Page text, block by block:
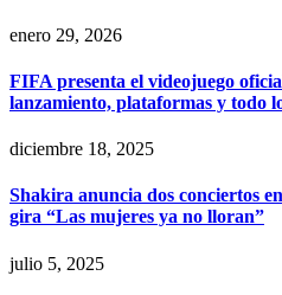
enero 29, 2026
FIFA presenta el videojuego
lanzamiento, plataformas y todo
diciembre 18, 2025
Shakira anuncia dos conciertos
gira “Las mujeres ya no lloran”
julio 5, 2025